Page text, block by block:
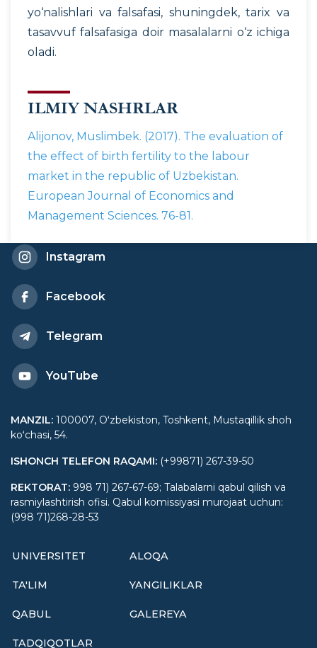
yo‘nalishlari va falsafasi, shuningdek, tarix va
tasavvuf falsafasiga doir masalalarni o‘z ichiga
oladi.
ILMIY NASHRLAR
Alijonov, Muslimbek. (2017). The evaluation of
the effect of birth fertility to the labour
market in the republic of Uzbekistan.
European Journal of Economics and
Management Sciences. 76-81.
Instagram
Facebook
Telegram
YouTube
MANZIL: 100007, Oʻzbekiston, Toshkent, Mustaqillik shoh
koʻchasi, 54.
ISHONCH TELEFON RAQAMI: (+99871) 267-39-50
REKTORAT: 998 71) 267-67-69; Talabalarni qabul qilish va
rasmiylashtirish ofisi. Qabul komissiyasi murojaat uchun:
(998 71)268-28-53
UNIVERSITET
TA'LIM
QABUL
TADQIQOTLAR
ALOQA
YANGILIKLAR
GALEREYA